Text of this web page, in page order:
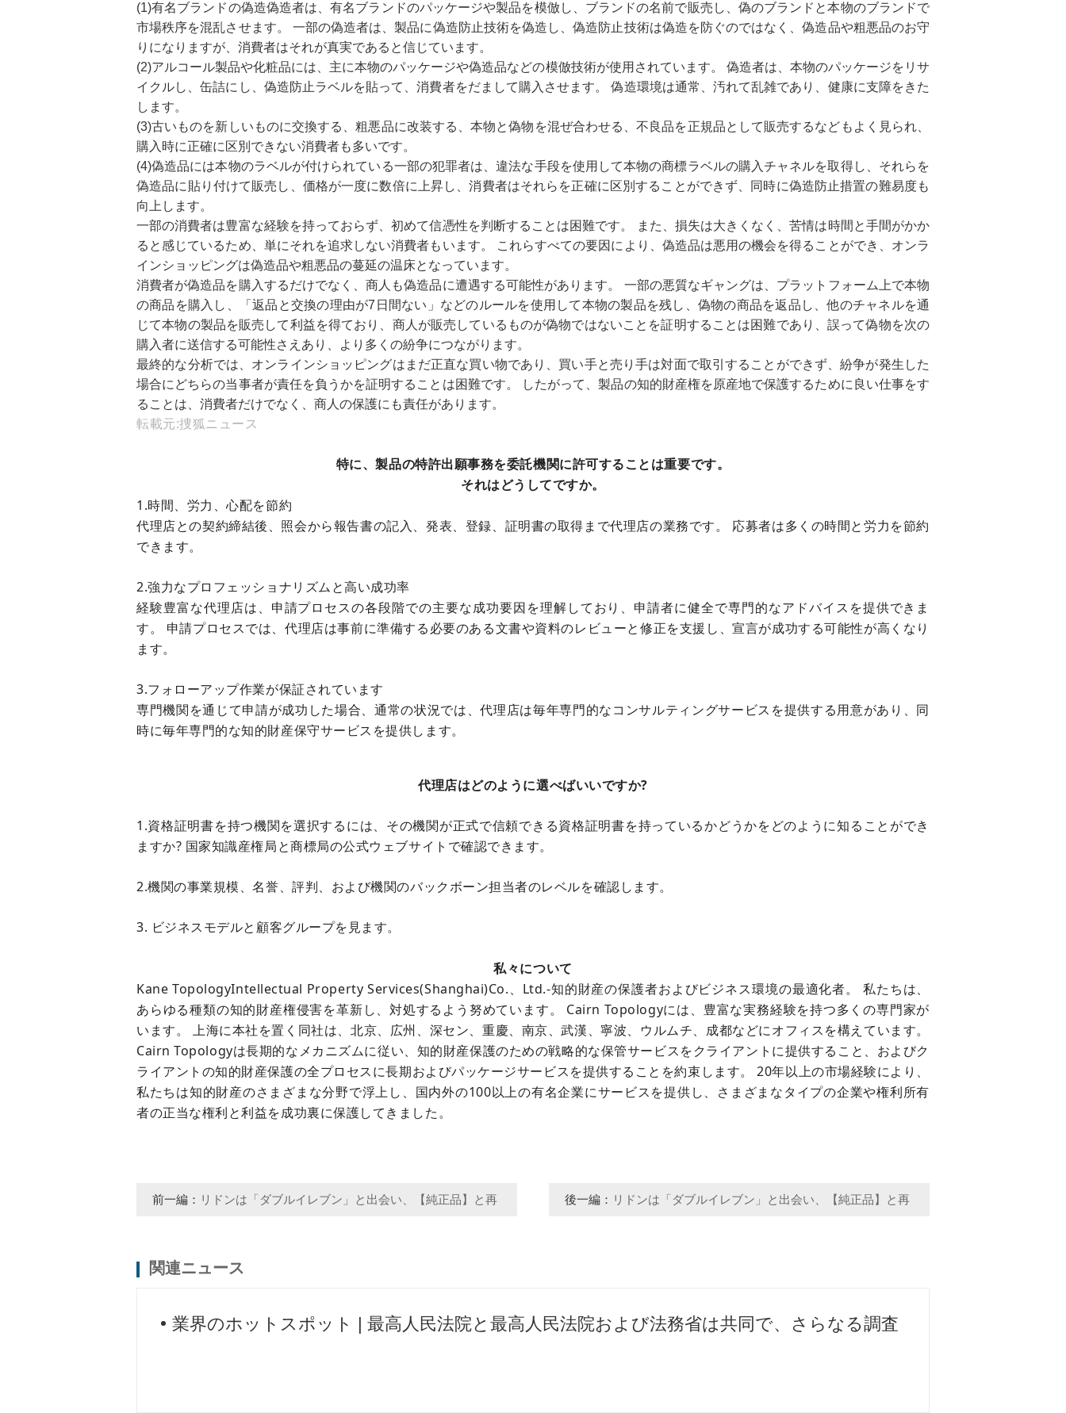
(1)有名ブランドの偽造偽造者は、有名ブランドのパッケージや製品を模倣し、ブランドの名前で販売し、偽のブランドと本物のブランドで
市場秩序を混乱させます。 一部の偽造者は、製品に偽造防止技術を偽造し、偽造防止技術は偽造を防ぐのではなく、偽造品や粗悪品のお守
りになりますが、消費者はそれが真実であると信じています。
(2)アルコール製品や化粧品には、主に本物のパッケージや偽造品などの模倣技術が使用されています。 偽造者は、本物のパッケージをリサ
イクルし、缶詰にし、偽造防止ラベルを貼って、消費者をだまして購入させます。 偽造環境は通常、汚れて乱雑であり、健康に支障をきた
します。
(3)古いものを新しいものに交換する、粗悪品に改装する、本物と偽物を混ぜ合わせる、不良品を正規品として販売するなどもよく見られ、
購入時に正確に区別できない消費者も多いです。
(4)偽造品には本物のラベルが付けられている一部の犯罪者は、違法な手段を使用して本物の商標ラベルの購入チャネルを取得し、それらを
偽造品に貼り付けて販売し、価格が一度に数倍に上昇し、消費者はそれらを正確に区別することができず、同時に偽造防止措置の難易度も
向上します。
一部の消費者は豊富な経験を持っておらず、初めて信憑性を判断することは困難です。 また、損失は大きくなく、苦情は時間と手間がかか
ると感じているため、単にそれを追求しない消費者もいます。 これらすべての要因により、偽造品は悪用の機会を得ることができ、オンラ
インショッピングは偽造品や粗悪品の蔓延の温床となっています。
消費者が偽造品を購入するだけでなく、商人も偽造品に遭遇する可能性があります。 一部の悪質なギャングは、プラットフォーム上で本物
の商品を購入し、「返品と交換の理由が7日間ない」などのルールを使用して本物の製品を残し、偽物の商品を返品し、他のチャネルを通
じて本物の製品を販売して利益を得ており、商人が販売しているものが偽物ではないことを証明することは困難であり、誤って偽物を次の
購入者に送信する可能性さえあり、より多くの紛争につながります。
最終的な分析では、オンラインショッピングはまだ正直な買い物であり、買い手と売り手は対面で取引することができず、紛争が発生した
場合にどちらの当事者が責任を負うかを証明することは困難です。 したがって、製品の知的財産権を原産地で保護するために良い仕事をす
ることは、消費者だけでなく、商人の保護にも責任があります。
転載元:捜狐ニュース
特に、製品の特許出願事務を委託機関に許可することは重要です。
それはどうしてですか。
1.時間、労力、心配を節約
代理店との契約締結後、照会から報告書の記入、発表、登録、証明書の取得まで代理店の業務です。 応募者は多くの時間と労力を節約
できます。
2.強力なプロフェッショナリズムと高い成功率
経験豊富な代理店は、申請プロセスの各段階での主要な成功要因を理解しており、申請者に健全で専門的なアドバイスを提供できま
す。 申請プロセスでは、代理店は事前に準備する必要のある文書や資料のレビューと修正を支援し、宣言が成功する可能性が高くなり
ます。
3.フォローアップ作業が保証されています
専門機関を通じて申請が成功した場合、通常の状況では、代理店は毎年専門的なコンサルティングサービスを提供する用意があり、同
時に毎年専門的な知的財産保守サービスを提供します。
代理店はどのように選べばいいですか?
1.資格証明書を持つ機関を選択するには、その機関が正式で信頼できる資格証明書を持っているかどうかをどのように知ることができ
ますか? 国家知識産権局と商標局の公式ウェブサイトで確認できます。
2.機関の事業規模、名誉、評判、および機関のバックボーン担当者のレベルを確認します。
3. ビジネスモデルと顧客グループを見ます。
私々について
Kane TopologyIntellectual Property Services(Shanghai)Co.、Ltd.-知的財産の保護者およびビジネス環境の最適化者。 私たちは、
あらゆる種類の知的財産権侵害を革新し、対処するよう努めています。 Cairn Topologyには、豊富な実務経験を持つ多くの専門家が
います。 上海に本社を置く同社は、北京、広州、深セン、重慶、南京、武漢、寧波、ウルムチ、成都などにオフィスを構えています。
Cairn Topologyは長期的なメカニズムに従い、知的財産保護のための戦略的な保管サービスをクライアントに提供すること、およびク
ライアントの知的財産保護の全プロセスに長期およびパッケージサービスを提供することを約束します。 20年以上の市場経験により、
私たちは知的財産のさまざまな分野で浮上し、国内外の100以上の有名企業にサービスを提供し、さまざまなタイプの企業や権利所有
者の正当な権利と利益を成功裏に保護してきました。
前一編： リドンは「ダブルイレブン」と出会い、【純正品】と再 後一編： リドンは「ダブルイレブン」と出会い、【純正品】と再
関連ニュース
業界のホットスポット | 最高人民法院と最高人民法院および法務省は共同で、さらなる調査